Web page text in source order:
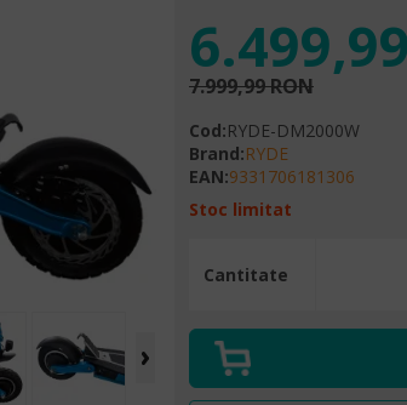
7.999,99 RON
Cod:RYDE-DM2000W
Brand:RYDE
EAN:9331706181306
Stoc limitat
Cantitate